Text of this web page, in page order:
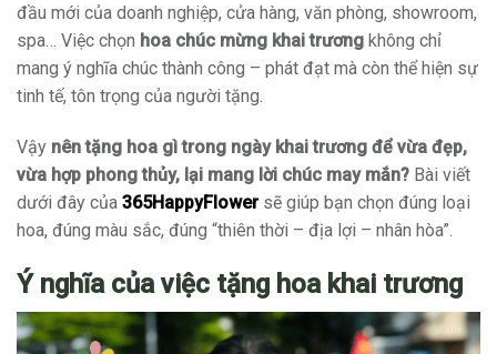
đầu mới của doanh nghiệp, cửa hàng, văn phòng, showroom,
spa… Việc chọn hoa chúc mừng khai trương không chỉ
mang ý nghĩa chúc thành công – phát đạt mà còn thể hiện sự
tinh tế, tôn trọng của người tặng.
Vậy nên tặng hoa gì trong ngày khai trương để vừa đẹp,
vừa hợp phong thủy, lại mang lời chúc may mắn? Bài viết
dưới đây của 365HappyFlowersẽ giúp bạn chọn đúng loại
hoa, đúng màu sắc, đúng “thiên thời – địa lợi – nhân hòa”.
Ý nghĩa của việc tặng hoa khai trương